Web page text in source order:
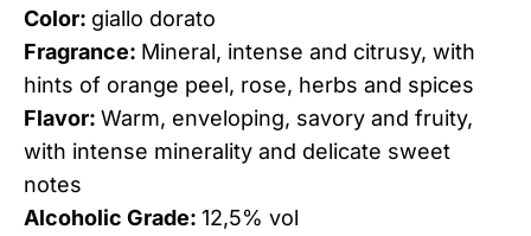
Color: giallo dorato
Fragrance: Mineral, intense and citrusy, with
hints of orange peel, rose, herbs and spices
Flavor: Warm, enveloping, savory and fruity,
with intense minerality and delicate sweet
notes
Alcoholic Grade: 12,5% vol